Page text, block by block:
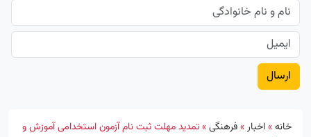
خانه»اخبار»فرهنگی»تمدید مهلت ثبت نام آزمون استخدامی آموزش و